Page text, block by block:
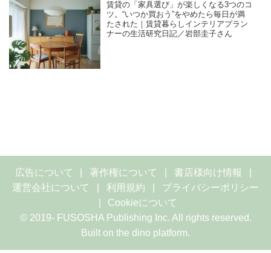
賃貸の「家具選び」が楽しくなる3つのコ
ツ。“いつか買おう”をやめたら毎日が満
たされた｜賃貸暮らしインテリアプラン
ナーの生活研究日記／岩部圭子さん
広告について 著作権について
書店様向け情報
運営会社について
利用規約
プライバシーポリシー
Cookieについて
© 2019- FUSOSHA Publishing Inc. All rights reserved.
Built on the dino platform.